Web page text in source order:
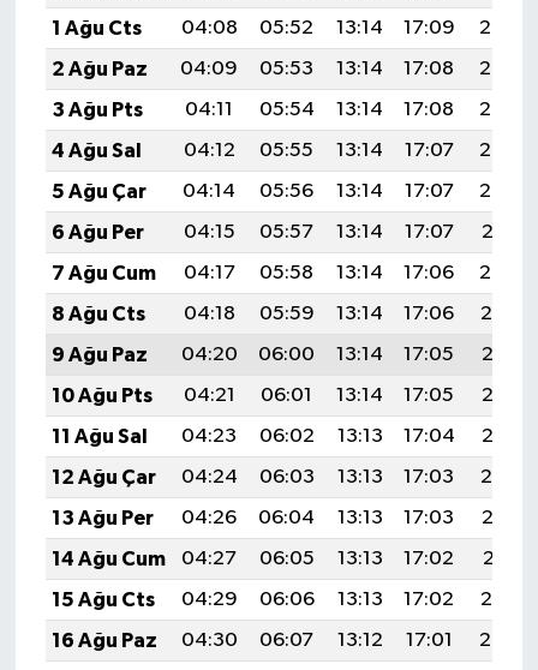
1 Ağu Cts
04:08 05:52 13:14 17:09
20:27
2 Ağu Paz
04:09 05:53 13:14 17:08
20:26
3 Ağu Pts
04:11 05:54 13:14 17:08
20:25
4 Ağu Sal
04:12 05:55 13:14 17:07
20:24
5 Ağu Çar
04:14 05:56 13:14 17:07
20:22
6 Ağu Per
04:15 05:57 13:14 17:07
20:21
7 Ağu Cum
04:17 05:58 13:14 17:06
20:20
8 Ağu Cts
04:18 05:59 13:14 17:06
20:19
9 Ağu Paz
04:20 06:00 13:14 17:05
20:18
10 Ağu Pts
04:21 06:01 13:14 17:05
20:16
11 Ağu Sal
04:23 06:02 13:13 17:04
20:15
12 Ağu Çar
04:24 06:03 13:13 17:03
20:14
13 Ağu Per
04:26 06:04 13:13 17:03
20:12
14 Ağu Cum
04:27 06:05 13:13 17:02
20:11
15 Ağu Cts
04:29 06:06 13:13 17:02
20:10
16 Ağu Paz
04:30 06:07 13:12 17:01
20:08